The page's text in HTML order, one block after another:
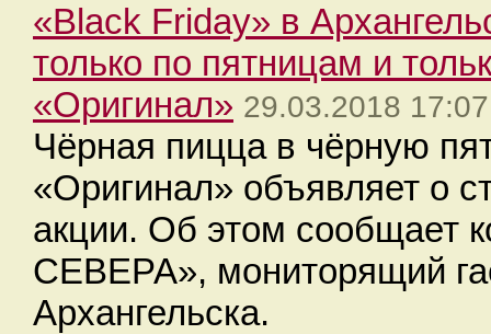
«Black Friday» в
только по пятницам и
«Оригинал» 29.03.2018 17:07
Чёрная пицца в чёрную
«Оригинал» объявляет о
акции. Об этом сообщает
СЕВЕРА», мониторящий
Архангельска.